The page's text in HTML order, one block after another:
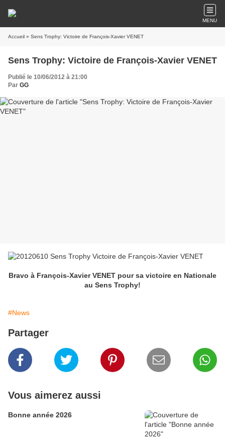
MENU
Accueil » Sens Trophy: Victoire de François-Xavier VENET
Sens Trophy: Victoire de François-Xavier VENET
Publié le 10/06/2012 à 21:00
Par GG
Bravo à François-Xavier VENET pour sa victoire en Nationale
au Sens Trophy!
#News
Partager
Vous aimerez aussi
Bonne année 2026